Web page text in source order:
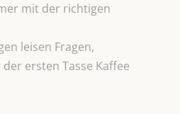
mit der richtigen
leisen Fragen,
ersten Tasse Kaffee